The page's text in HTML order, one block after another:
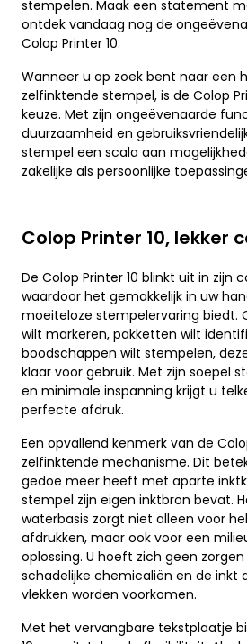
stempelen. Maak een statement
ontdek vandaag nog de
Colop Printer 10.
Wanneer u op zoek bent naar een
zelfinktende stempel, is de Colop
keuze. Met zijn ongeëvenaarde
duurzaamheid en
stempel een scala aan
zakelijke als persoonlijke
Colop Printer 10, lekker
De Colop Printer 10 blinkt uit in
waardoor het gemakkelijk in uw
moeiteloze stempelervaring biedt.
wilt markeren, pakketten wilt
boodschappen wilt stempelen,
klaar voor gebruik. Met zijn soepel
en minimale inspanning krijgt u
perfecte afdruk.
Een opvallend kenmerk van de
zelfinktende mechanisme. Dit
gedoe meer heeft met aparte
stempel zijn eigen inktbron bevat.
waterbasis zorgt niet alleen voor
afdrukken, maar ook voor een
oplossing. U hoeft zich geen
schadelijke chemicaliën en de inkt
vlekken worden voorkomen.
Met het vervangbare tekstplaatje